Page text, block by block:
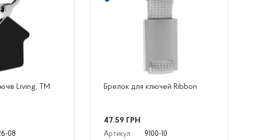
Living, TM
08
Брелок для ключей Ribbon
47.59 ГРН
Артикул:
9100-10